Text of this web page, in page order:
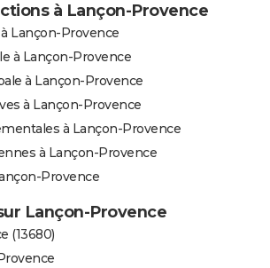
à Lançon-Provence
Lançon-Provence
à Lançon-Provence
à Lançon-Provence
à Lançon-Provence
à Lançon-Provence
à Lançon-Provence
Provence
Lançon-Provence
(13680)